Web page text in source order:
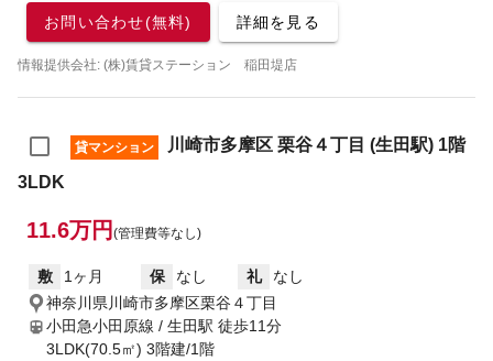
お問い合わせ(無料) 詳細を見る
情報提供会社: (株)賃貸ステーション 稲田堤店
貸マンション
川崎市多摩区 栗谷４丁目 (生田駅) 1階
3LDK
11.6万円 (管理費等なし)
敷 1ヶ月 保 なし 礼
なし
神奈川県川崎市多摩区栗谷４丁目
小田急小田原線 / 生田駅 徒歩11分
3LDK(70.5㎡) 3階建/1階